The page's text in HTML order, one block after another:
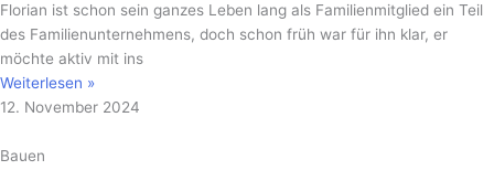
Florian ist schon sein ganzes Leben lang als Familienmitglied ein Teil
des Familienunternehmens, doch schon früh war für ihn klar, er
möchte aktiv mit ins
Weiterlesen »
12. November 2024
Bauen